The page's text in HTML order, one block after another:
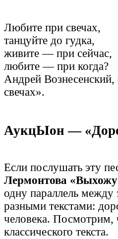
Любите при свечах,
танцуйте до гудка,
живите — при сейчас,
любите — при когда?
Андрей Вознесенский,
свечах».
АукцЫон —
Если послушать эту
Лермонтова
одну параллель
разными текстами:
человека. Посмотрим,
классического текста.